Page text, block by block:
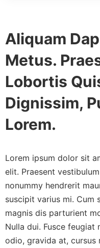
Aliquam
Metus.
Lobortis
Dignissim,
Lorem.
Lorem ipsum dolor sit
elit. Praesent
nonummy hendrerit
suscipit varius mi. Cum
magnis dis parturient
Nulla dui. Fusce feugiat
odio, gravida at, cursus